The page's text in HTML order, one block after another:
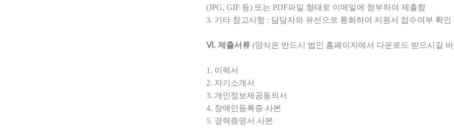
(JPG, GIF 등) 또는 PDF파일 형태로 이메일에 첨부하여 제출함
3. 기타 참고사항 : 담당자와 유선으로 통화하여 지원서 접수여부 확인
Ⅵ. 제출서류 (양식은 반드시 법인 홈페이지에서 다운로드 받으시길
1. 이력서
2. 자기소개서
3. 개인정보제공동의서
4. 장애인등록증 사본
5. 경력증명서 사본